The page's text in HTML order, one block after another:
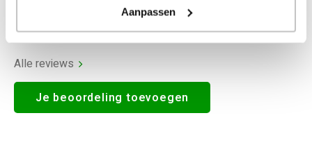
Aanpassen
Alle reviews
Je beoordeling toevoegen